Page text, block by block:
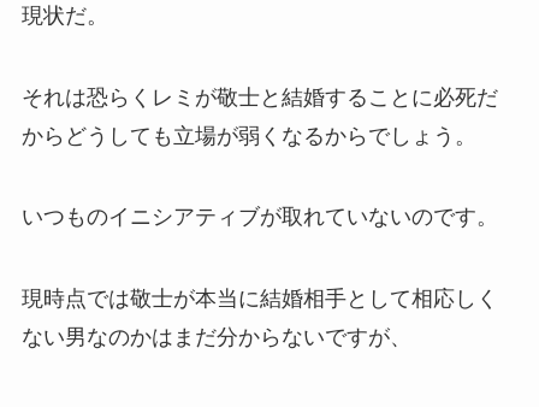
現状だ。
それは恐らくレミが敬士と結婚することに必死だ
からどうしても立場が弱くなるからでしょう。
いつものイニシアティブが取れていないのです。
現時点では敬士が本当に結婚相手として相応しく
ない男なのかはまだ分からないですが、